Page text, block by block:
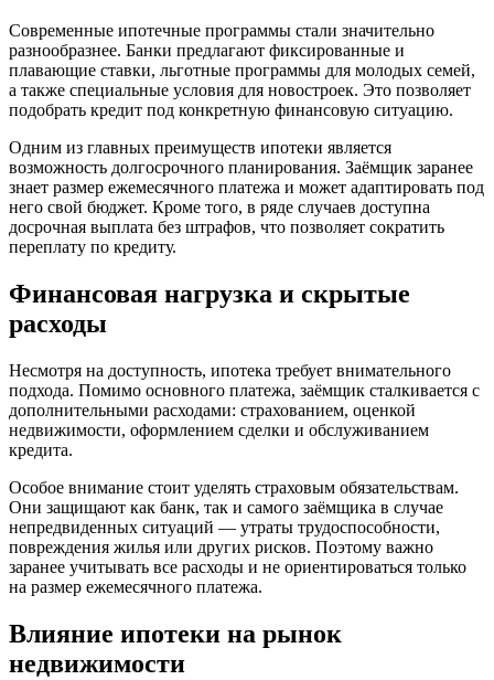
Современные ипотечные программы стали значительно
разнообразнее. Банки предлагают фиксированные и
плавающие ставки, льготные программы для молодых семей,
а также специальные условия для новостроек. Это позволяет
подобрать кредит под конкретную финансовую ситуацию.
Одним из главных преимуществ ипотеки является
возможность долгосрочного планирования. Заёмщик заранее
знает размер ежемесячного платежа и может адаптировать под
него свой бюджет. Кроме того, в ряде случаев доступна
досрочная выплата без штрафов, что позволяет сократить
переплату по кредиту.
Финансовая нагрузка и скрытые
расходы
Несмотря на доступность, ипотека требует внимательного
подхода. Помимо основного платежа, заёмщик сталкивается с
дополнительными расходами: страхованием, оценкой
недвижимости, оформлением сделки и обслуживанием
кредита.
Особое внимание стоит уделять страховым обязательствам.
Они защищают как банк, так и самого заёмщика в случае
непредвиденных ситуаций — утраты трудоспособности,
повреждения жилья или других рисков. Поэтому важно
заранее учитывать все расходы и не ориентироваться только
на размер ежемесячного платежа.
Влияние ипотеки на рынок
недвижимости